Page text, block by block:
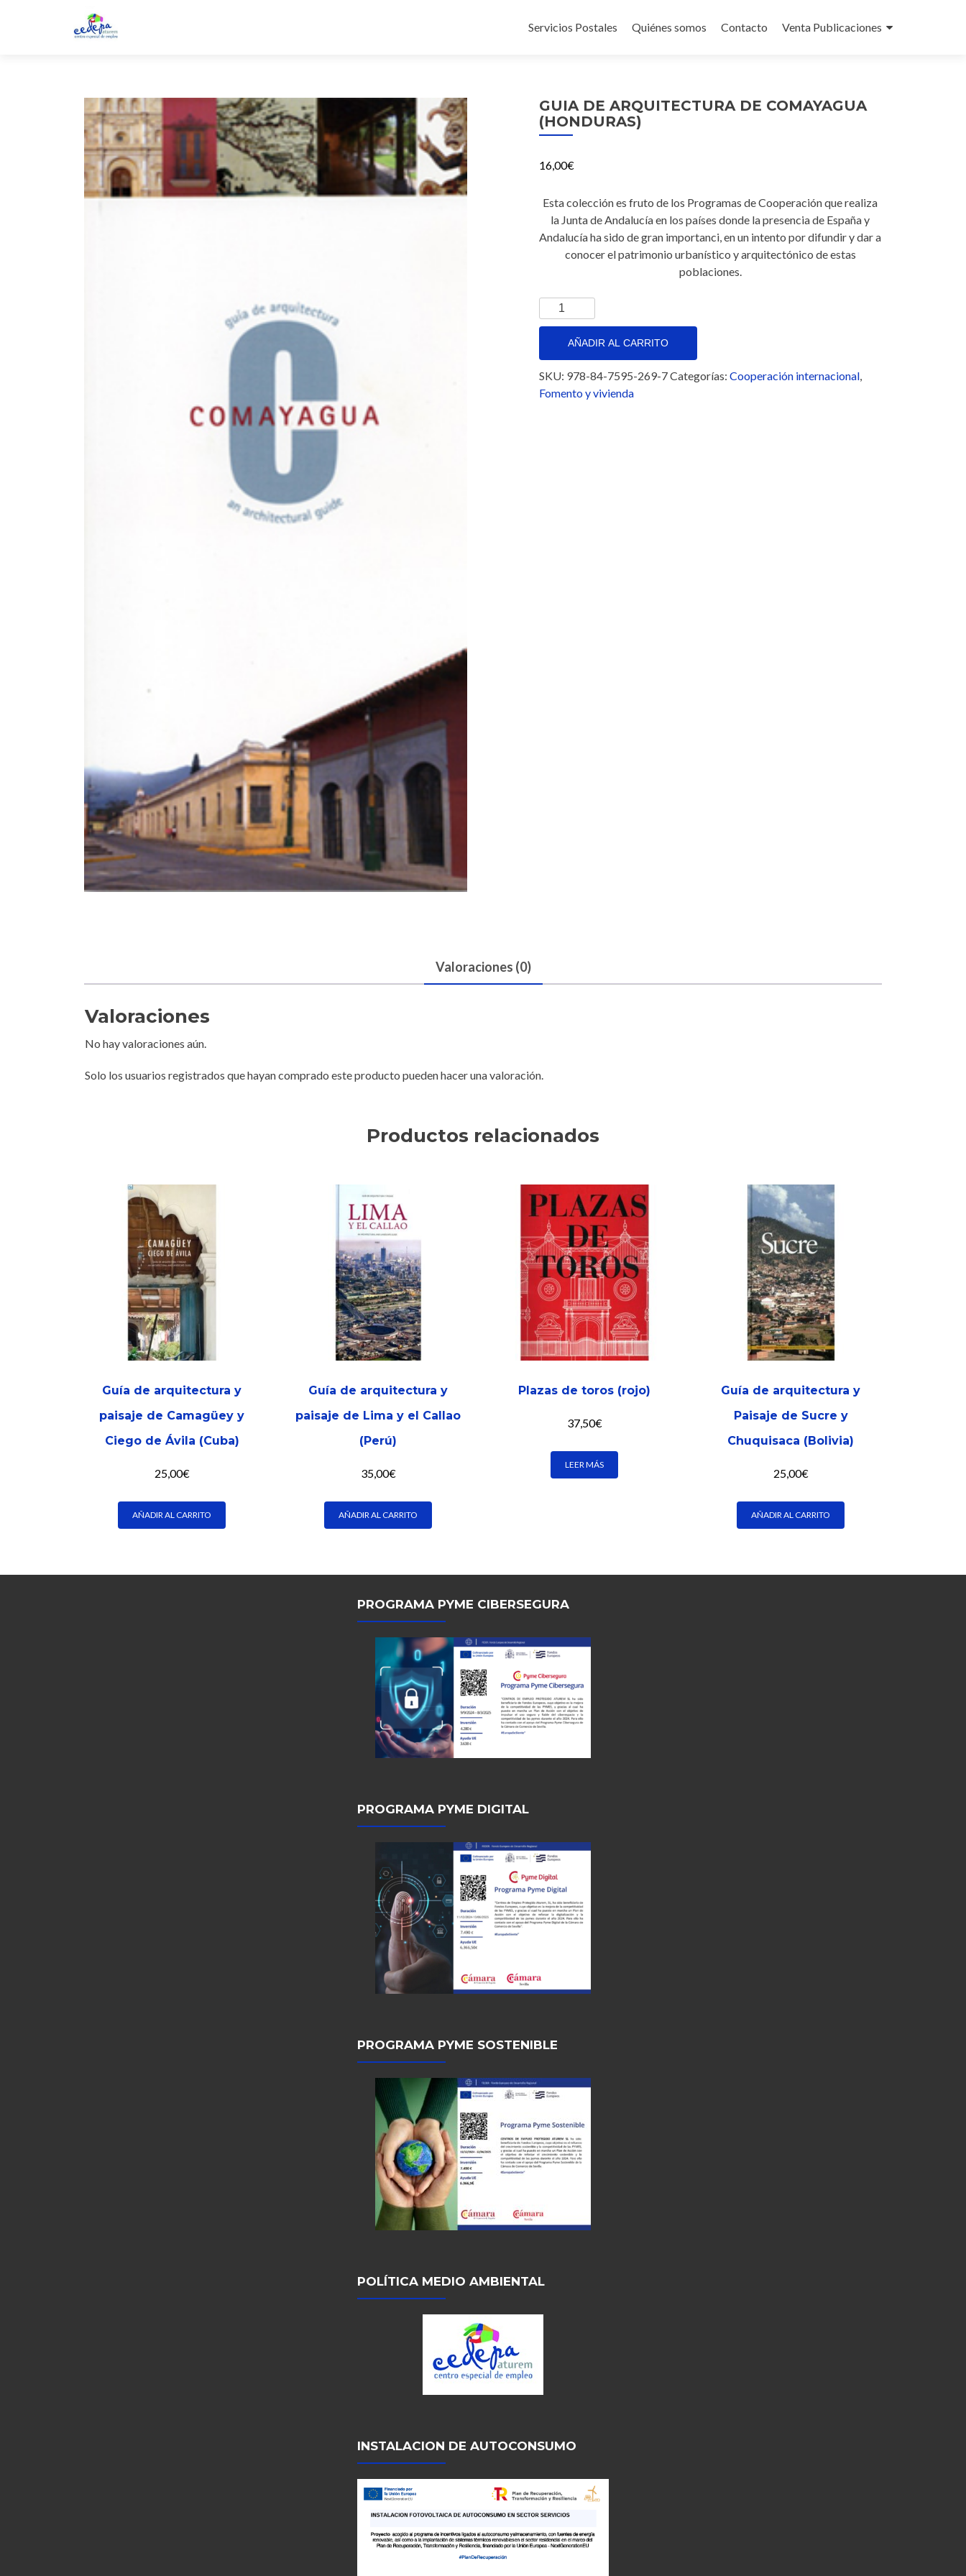
al
Servicios Postales Quiénes somos Contacto Venta Publicaciones
GUIA DE ARQUITECTURA DE COMAYAGUA
(HONDURAS)
16,00€
Esta colección es fruto de los Programas de Cooperación que realiza
la Junta de Andalucía en los países donde la presencia de España y
Andalucía ha sido de gran importanci, en un intento por difundir y dar a
conocer el patrimonio urbanístico y arquitectónico de estas
poblaciones.
GUIA
DE
ARQUITECTURA
DE
COMAYAGUA
(HONDURAS)
AÑADIR AL CARRITO
SKU: 978-84-7595-269-7Categorías: Cooperación internacional,
Fomento y vivienda
Valoraciones (0)
Valoraciones
No hay valoraciones aún.
Solo los usuarios registrados que hayan comprado este producto pueden hacer una valoración.
Productos relacionados
Guía de arquitectura y
paisaje de Camagüey y
Ciego de Ávila (Cuba)
25,00€
AÑADIR AL CARRITO
Guía de arquitectura y
paisaje de Lima y el Callao
(Perú)
35,00€
AÑADIR AL CARRITO
Plazas de toros (rojo)
37,50€
LEER MÁS
Guía de arquitectura y
Paisaje de Sucre y
Chuquisaca (Bolivia)
25,00€
AÑADIR AL CARRITO
PROGRAMA PYME CIBERSEGURA
PROGRAMA PYME DIGITAL
PROGRAMA PYME SOSTENIBLE
POLÍTICA MEDIO AMBIENTAL
INSTALACION DE AUTOCONSUMO